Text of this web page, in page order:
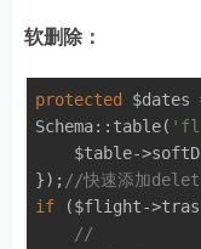
软删除：
protected $dates
Schema::table(
$table-
}); //快速添加
if ($flight-
//